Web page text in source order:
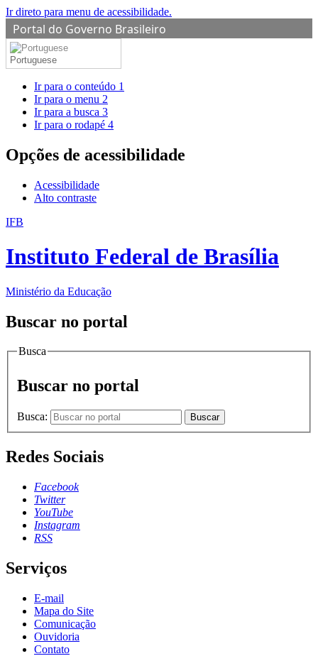
Ir direto para menu de acessibilidade.
Portal do Governo Brasileiro
Portuguese
Ir para o conteúdo 1
Ir para o menu 2
Ir para a busca 3
Ir para o rodapé 4
Opções de acessibilidade
Acessibilidade
Alto contraste
IFB
Instituto Federal de Brasília
Ministério da Educação
Buscar no portal
Busca
Buscar no portal
Busca: Buscar
Redes Sociais
Facebook
Twitter
YouTube
Instagram
RSS
Serviços
E-mail
Mapa do Site
Comunicação
Ouvidoria
Contato